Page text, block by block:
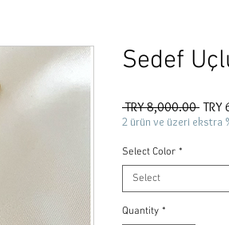
Sedef
TRY 8,000.00
Price
2 ürün ve üzeri ekstra
Select Color *
Select
Quantity *